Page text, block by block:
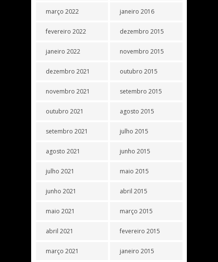
março 2022
fevereiro 2022
janeiro 2022
dezembro 2021
novembro 2021
outubro 2021
setembro 2021
agosto 2021
julho 2021
junho 2021
maio 2021
abril 2021
março 2021
janeiro 2016
dezembro 2015
novembro 2015
outubro 2015
setembro 2015
agosto 2015
julho 2015
junho 2015
maio 2015
abril 2015
março 2015
fevereiro 2015
janeiro 2015